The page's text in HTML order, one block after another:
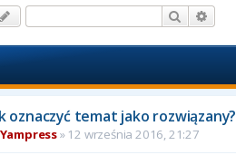
Szukaj
oznaczyć temat jako rozwiązany?
Yampress» 12 września 2016, 21:27